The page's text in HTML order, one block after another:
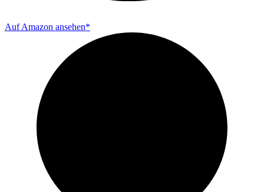
Auf Amazon ansehen*